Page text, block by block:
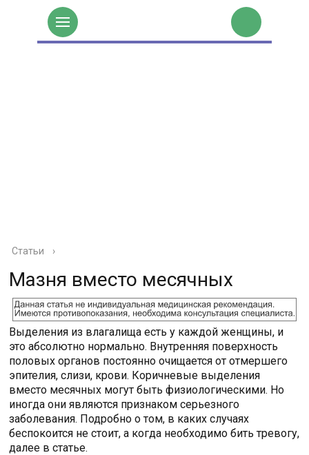
Статьи ›
Мазня вместо месячных
Выделения из влагалища есть у каждой женщины, и
это абсолютно нормально. Внутренняя поверхность
половых органов постоянно очищается от отмершего
эпителия, слизи, крови. Коричневые выделения
вместо месячных могут быть физиологическими. Но
иногда они являются признаком серьезного
заболевания. Подробно о том, в каких случаях
беспокоится не стоит, а когда необходимо бить тревогу,
далее в статье.